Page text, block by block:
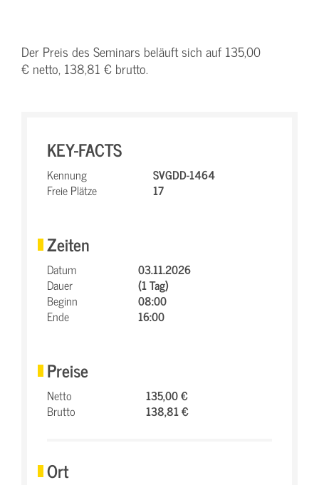
Der Preis des Seminars beläuft sich auf 135,00
€ netto, 138,81 € brutto.
KEY-FACTS
Kennung
SVGDD-1464
Freie Plätze
17
Zeiten
Datum
03.11.2026
Dauer
(1 Tag)
Beginn
08:00
Ende
16:00
Preise
Netto
135,00 €
Brutto
138,81 €
Ort